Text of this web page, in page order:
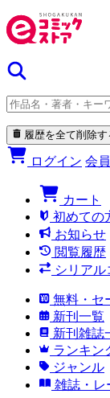
履歴を全て削除す
ログイン 会
カート
初めての
お知らせ
閲覧履歴
シリアル
無料・セ
新刊一覧
新刊雑誌
ランキン
ジャンル
雑誌・レ